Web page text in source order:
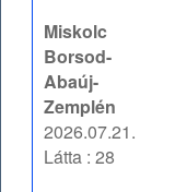
Miskolc
Borsod-
Abaúj-
Zemplén
2026.07.21.
Látta : 28